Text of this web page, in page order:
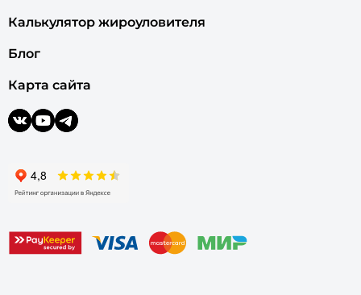
Калькулятор жироуловителя
Блог
Карта сайта